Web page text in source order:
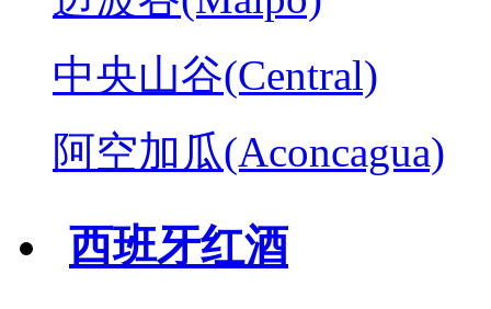
中央山谷(Central)
阿空加瓜(Aconcagua)
西班牙红酒